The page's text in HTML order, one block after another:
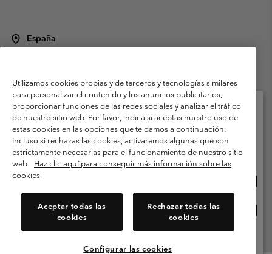
España
Condiciones de uso
Terminos de Venta
Garantía
Política de Privacidad
Términos y condiciones del programa de miembros
Términos De Uso Del Contenido Generado Por Los Usuarios
Impressum
Cookies Public CBCR
Utilizamos cookies propias y de terceros y tecnologías similares
para personalizar el contenido y los anuncios publicitarios,
proporcionar funciones de las redes sociales y analizar el tráfico
de nuestro sitio web. Por favor, indica si aceptas nuestro uso de
estas cookies en las opciones que te damos a continuación.
Incluso si rechazas las cookies, activaremos algunas que son
estrictamente necesarias para el funcionamiento de nuestro sitio
web. Haz clic aquí para conseguir más información sobre las
cookies
Aceptar todas las
cookies
Rechazar todas las
cookies
Configurar las cookies
Selecciona tu país e idioma envío
Compras en línea disponibles
línea
España
Ver Todos Los Países